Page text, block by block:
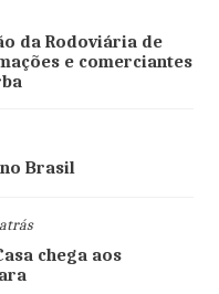
da Rodoviária de
e comerciantes
Brasil
chega aos